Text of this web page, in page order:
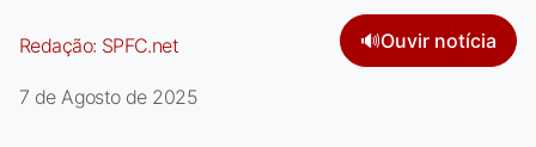
Redação: SPFC.net 🔊Ouvir notícia
7 de Agosto de 2025